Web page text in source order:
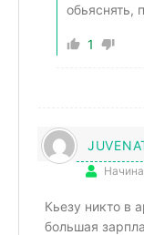
обьяснять,
1
Кьезу никто в
большая